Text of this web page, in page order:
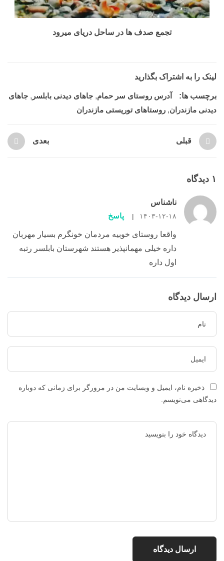
تجمع صدف ها در ساحل دریای میرود
لینک را به اشتراک بگذارید
برچسب ها: آدرس روستای سر حمام, جاهای دیدنی بابلسر , جاهای
دیدنی مازندران, روستاهای توریستی مازندران
قبلی بعدی
۱ دیدگاه
ناشناس
۱۴۰۳-۱۲-۱۸ | پاسخ
واقعا روستای خوبیه مردمان خونگرم بسیار مهربان
داره خیلی مهمانپذیر هستند شهرستان بابلسر رتبه
اول داره
ارسال دیدگاه
ذخیره نام، ایمیل و وبسایت من در مرورگر برای زمانی که دوباره
دیدگاهی می‌نویسم.